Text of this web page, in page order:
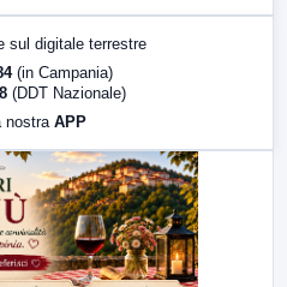
LabNews (replica)
sul digitale terrestre
(in Campania)
(DDT Nazionale)
nostra APP